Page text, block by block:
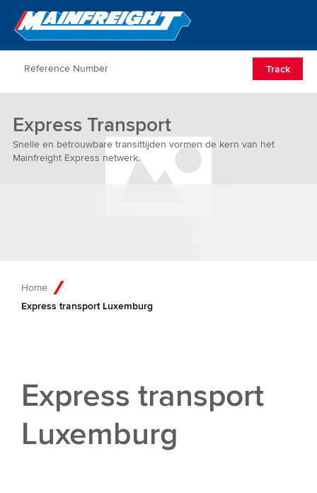
Go to Home
Track
Express Transport
Snelle en betrouwbare transittijden vormen de kern van het
Mainfreight Express netwerk.
Home
Express transport Luxemburg
Express transport
Luxemburg